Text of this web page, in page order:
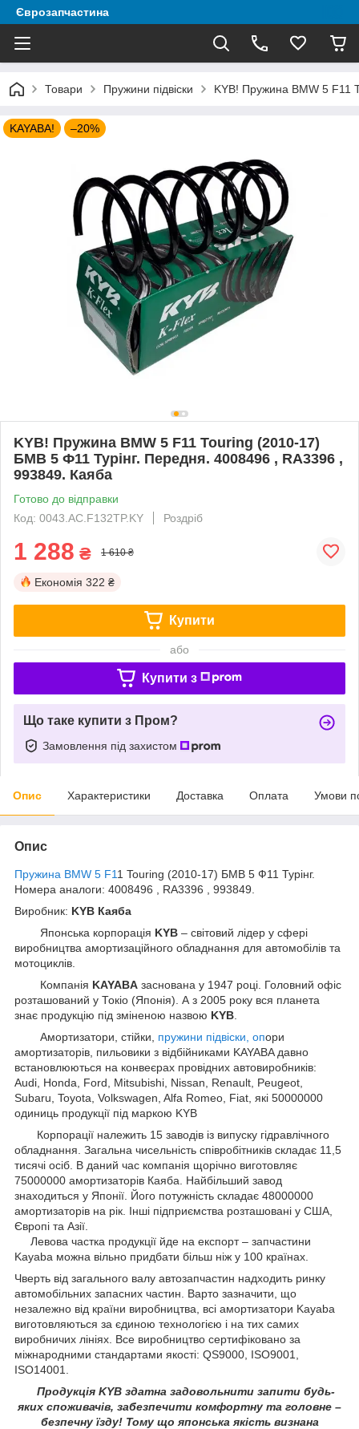
Єврозапчастина
Товари Пружини підвіски KYB! Пружина BMW 5 F11
KAYABA! –20%
KYB! Пружина BMW 5 F11 Touring (2010-17)
БМВ 5 Ф11 Турінг. Передня. 4008496 , RA3396 ,
993849. Каяба
Готово до відправки
Код: 0043.AC.F132TP.KY
Роздріб
1 288 ₴ 1 610 ₴
Економія 322 ₴
Купити
або
Купити з
Що таке купити з Пром?
Замовлення під захистом
Опис Характеристики Доставка Оплата Умови
Опис
Пружина BMW 5 F11 Touring (2010-17) БМВ 5 Ф11 Турінг.
Номера аналоги: 4008496 , RA3396 , 993849.
Виробник: KYB Каяба
Японська корпорація KYB – світовий лідер у сфері
виробництва амортизаційного обладнання для автомобілів та
мотоциклів.
Компанія KAYABA заснована у 1947 році. Головний офіс
розташований у Токіо (Японія). А з 2005 року вся планета
знає продукцію під зміненою назвою KYB
Амортизатори, стійки, пружини підвіски, опори
амортизаторів, пильовики з відбійниками KAYABA давно
встановлюються на конвеєрах провідних автовиробників:
Audi, Honda, Ford, Mitsubishi, Nissan, Renault, Peugeot,
Subaru, Toyota, Volkswagen, Alfa Romeo, Fiat, які 50000000
одиниць продукції під маркою KYB
Корпорації належить 15 заводів із випуску гідравлічного
обладнання. Загальна чисельність співробітників складає 11,5
тисячі осіб. В даний час компанія щорічно виготовляє
75000000 амортизаторів Каяба. Найбільший завод
знаходиться у Японії. Його потужність складає 48000000
амортизаторів на рік. Інші підприємства розташовані у США,
Європі та Азії.
Левова частка продукції йде на експорт – запчастини
Kayaba можна вільно придбати більш ніж у 100 країнах.
Чверть від загального валу автозапчастин надходить ринку
автомобільних запасних частин. Варто зазначити, що
незалежно від країни виробництва, всі амортизатори Kayaba
виготовляються за єдиною технологією і на тих самих
виробничих лініях. Все виробництво сертифіковано за
міжнародними стандартами якості: QS9000, ISO9001,
ISO14001.
Продукція KYB здатна задовольнити запити будь-
яких споживачів, забезпечити комфортну та головне –
безпечну їзду! Тому що японська якість визнана